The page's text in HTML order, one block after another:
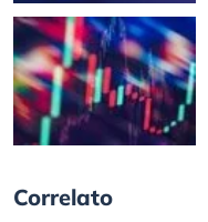
Correlato